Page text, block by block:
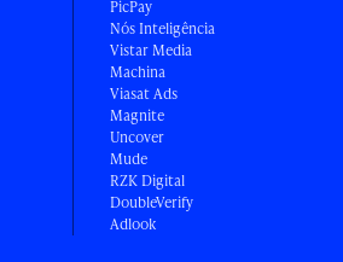
PicPay
Nós Inteligência
Vistar Media
Machina
Viasat Ads
Magnite
Uncover
Mude
RZK Digital
DoubleVerify
Adlook